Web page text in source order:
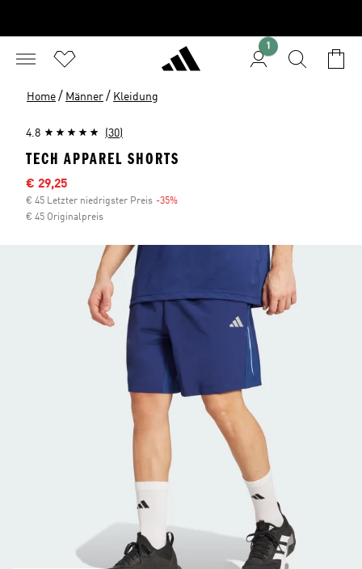
1
Home / Männer / Kleidung
4.8 (30)
TECH APPAREL SHORTS
Sale-Preis
€ 29,25
€ 45 Letzter niedrigster Preis -35%
€ 45 Originalpreis